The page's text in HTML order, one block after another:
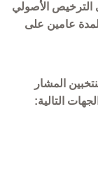
الترخيص الأصولي
لمدة عامين على
المشار